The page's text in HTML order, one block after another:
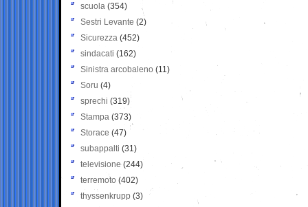
scuola (354)
Sestri Levante (2)
Sicurezza (452)
sindacati (162)
Sinistra arcobaleno (11)
Soru (4)
sprechi (319)
Stampa (373)
Storace (47)
subappalti (31)
televisione(244)
terremoto (402)
thyssenkrupp (3)